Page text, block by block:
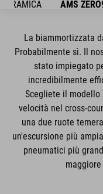
AMS
La biammortizzata
Probabilmente sì. Il
stato impiegato
incredibilmente
Scegliete il modello
velocità nel cross-
una due ruote
un'escursione più
pneumatici più